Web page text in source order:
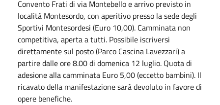
Convento Frati di via Montebello e arrivo previsto in
località Montesordo, con aperitivo presso la sede degli
Sportivi Montesordesi (Euro 10,00). Camminata non
competitiva, aperta a tutti. Possibile iscriversi
direttamente sul posto (Parco Cascina Lavezzari) a
partire dalle ore 8.00 di domenica 12 luglio. Quota di
adesione alla camminata Euro 5,00 (eccetto bambini). Il
ricavato della manifestazione sarà devoluto in favore di
opere benefiche.